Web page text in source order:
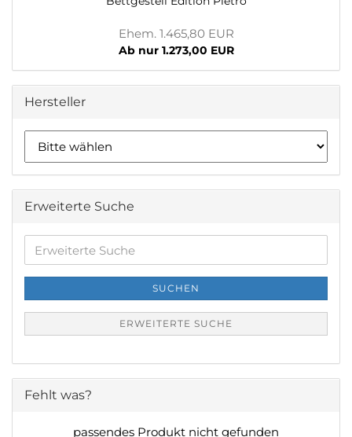
Ehem. 1.465,80 EUR
Ab nur 1.273,00 EUR
Hersteller
Erweiterte Suche
Erweiterte
Suche
SUCHEN
ERWEITERTE SUCHE
Fehlt was?
passendes Produkt nicht gefunden